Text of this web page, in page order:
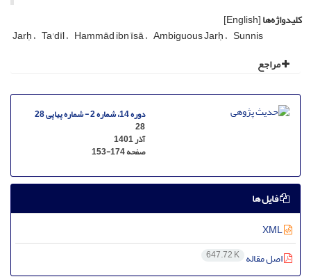
کلیدواژه‌ها[English]
Jarḥ Ta'dīl Hammād ibn īsā Ambiguous Jarḥ Sunnis
مراجع
دوره 14، شماره 2 - شماره پیاپی 28
28
آذر 1401
صفحه153-174
فایل ها
اصل مقاله 647.72 K